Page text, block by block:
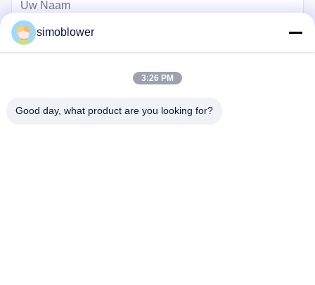
simoblower
3:26 PM
Good day, what product are you looking for?